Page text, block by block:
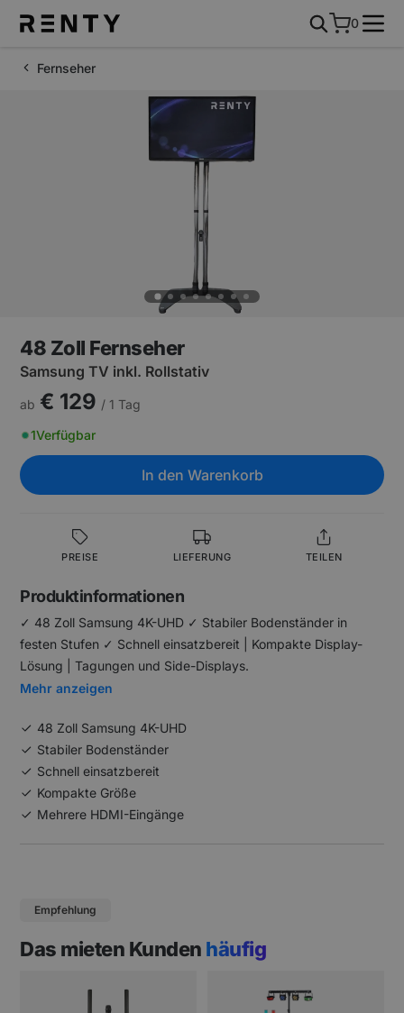
0
Fernseher
48 Zoll Fernseher
Samsung TV inkl. Rollstativ
ab € 129 / 1 Tag
1Verfügbar
In den Warenkorb
PREISE LIEFERUNG TEILEN
Produktinformationen
✓ 48 Zoll Samsung 4K-UHD ✓ Stabiler Bodenständer in
festen Stufen ✓ Schnell einsatzbereit | Kompakte Display-
Lösung | Tagungen und Side-Displays.
Mehr anzeigen
48 Zoll Samsung 4K-UHD
Stabiler Bodenständer
Schnell einsatzbereit
Kompakte Größe
Mehrere HDMI-Eingänge
Empfehlung
Das mieten Kunden häufig